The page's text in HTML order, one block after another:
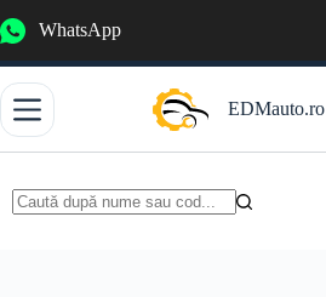
la
WhatsApp
EDMauto.ro